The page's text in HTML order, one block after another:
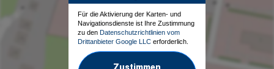
Für die Aktivierung der Karten- und
Navigationsdienste ist Ihre Zustimmung
zu den Datenschutzrichtlinien vom
Drittanbieter Google LLC erforderlich.